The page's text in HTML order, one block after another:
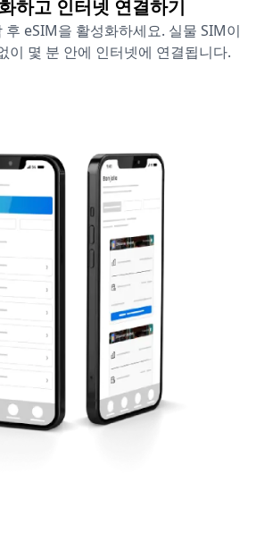
하고 인터넷 연결하기
후 eSIM을 활성화하세요. 실물 SIM이
이 몇 분 안에 인터넷에 연결됩니다.